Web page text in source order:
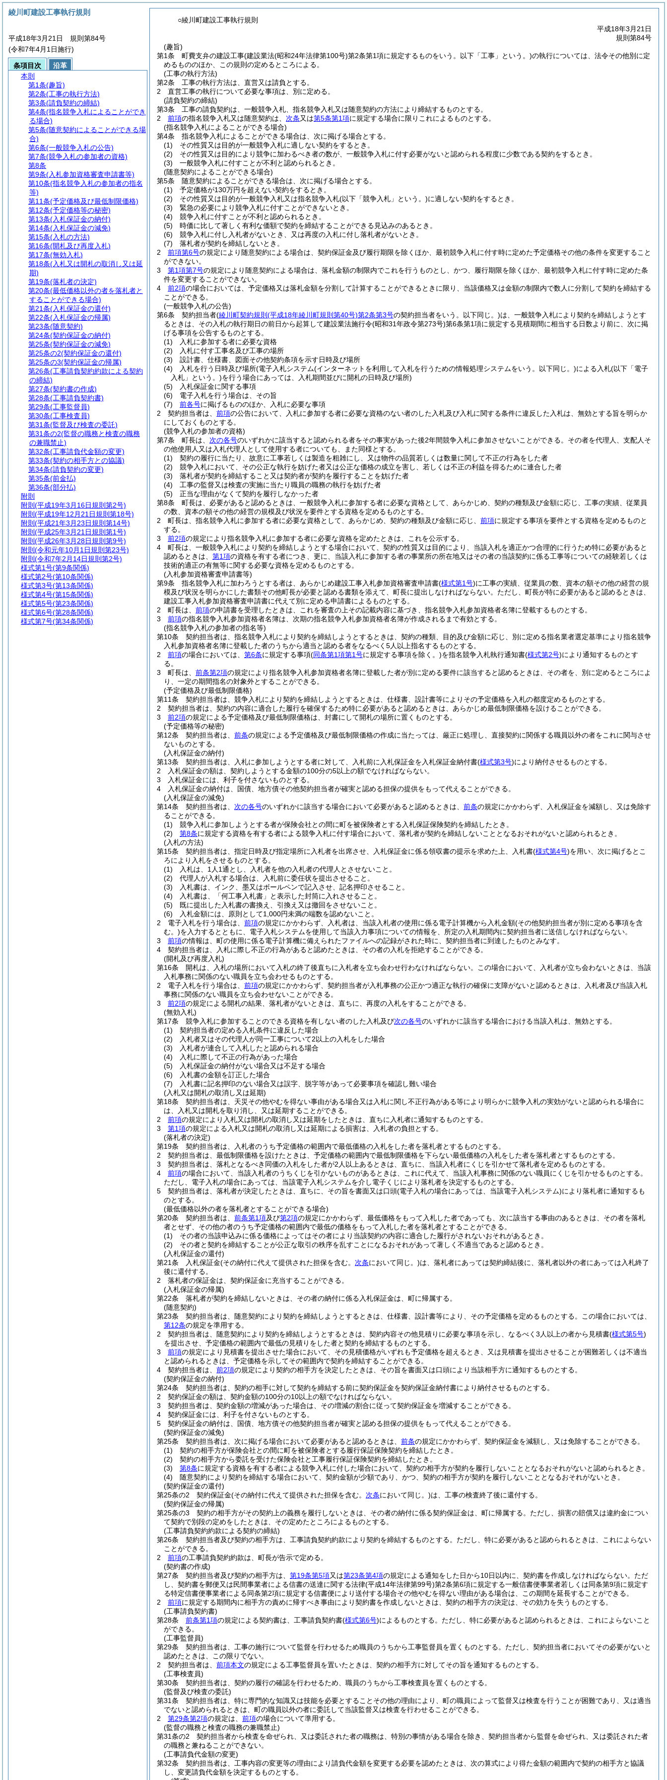
○綾川町建設工事執行規則
平成18年3月21日
規則第84号
(趣旨)
第1条
町費支弁の建設工事(建設業法(昭和24年法律第100号)第2条第1項に規定するものをいう。以下「工事」という。)の執行については、法令その他別に定
めるもののほか、この規則の定めるところによる。
(工事の執行方法)
第2条
工事の執行方法は、直営又は請負とする。
2
直営工事の執行について必要な事項は、別に定める。
(請負契約の締結)
第3条
工事の請負契約は、一般競争入札、指名競争入札又は随意契約の方法により締結するものとする。
2
前項の指名競争入札又は随意契約は、 次条又は第5条第1項に規定する場合に限りこれによるものとする。
(指名競争入札によることができる場合)
第4条
指名競争入札によることができる場合は、次に掲げる場合とする。
(1)
その性質又は目的が一般競争入札に適しない契約をするとき。
(2)
その性質又は目的により競争に加わるべき者の数が、一般競争入札に付す必要がないと認められる程度に少数である契約をするとき。
(3)
一般競争入札に付すことが不利と認められるとき。
(随意契約によることができる場合)
第5条
随意契約によることができる場合は、次に掲げる場合とする。
(1)
予定価格が130万円を超えない契約をするとき。
(2)
その性質又は目的が一般競争入札又は指名競争入札(以下「競争入札」という。)に適しない契約をするとき。
(3)
緊急の必要により競争入札に付すことができないとき。
(4)
競争入札に付すことが不利と認められるとき。
(5)
時価に比して著しく有利な価額で契約を締結することができる見込みのあるとき。
(6)
競争入札に付し入札者がないとき、又は再度の入札に付し落札者がないとき。
(7)
落札者が契約を締結しないとき。
2
前項第6号の規定により随意契約による場合は、契約保証金及び履行期限を除くほか、最初競争入札に付す時に定めた予定価格その他の条件を変更すること
ができない。
3
第1項第7号の規定により随意契約による場合は、落札金額の制限内でこれを行うものとし、かつ、履行期限を除くほか、最初競争入札に付す時に定めた条
件を変更することができない。
4
前2項の場合においては、予定価格又は落札金額を分割して計算することができるときに限り、当該価格又は金額の制限内で数人に分割して契約を締結する
ことができる。
(一般競争入札の公告)
第6条
契約担当者(綾川町契約規則 (平成18年綾川町規則第40号)第2条第3号の契約担当者をいう。以下同じ。)は、一般競争入札により契約を締結しようとす
るときは、その入札の執行期日の前日から起算して建設業法施行令(昭和31年政令第273号)第6条第1項に規定する見積期間に相当する日数より前に、次に掲
げる事項を公告するものとする。
(1)
入札に参加する者に必要な資格
(2)
入札に付す工事名及び工事の場所
(3)
設計書、仕様書、図面その他契約条項を示す日時及び場所
(4)
入札を行う日時及び場所(電子入札システム(インターネットを利用して入札を行うための情報処理システムをいう。以下同じ。)による入札(以下「電子
入札」という。)を行う場合にあっては、入札期間並びに開札の日時及び場所)
(5)
入札保証金に関する事項
(6)
電子入札を行う場合は、その旨
(7)
前各号に掲げるもののほか、入札に必要な事項
2
契約担当者は、 前項の公告において、入札に参加する者に必要な資格のない者のした入札及び入札に関する条件に違反した入札は、無効とする旨を明らか
にしておくものとする。
(競争入札の参加者の資格)
第7条
町長は、 次の各号のいずれかに該当すると認められる者をその事実があった後2年間競争入札に参加させないことができる。 その者を代理人、支配人そ
の他使用人又は入札代理人として使用する者についても、また同様とする。
(1)
契約の履行に当たり、故意に工事若しくは製造を粗雑にし、又は物件の品質若しくは数量に関して不正の行為をした者
(2)
競争入札において、その公正な執行を妨げた者又は公正な価格の成立を害し、若しくは不正の利益を得るために連合した者
(3)
落札者が契約を締結すること又は契約者が契約を履行することを妨げた者
(4)
工事の監督又は検査の実施に当たり職員の職務の執行を妨げた者
(5)
正当な理由がなくて契約を履行しなかった者
第8条
町長は、必要があると認めるときは、一般競争入札に参加する者に必要な資格として、あらかじめ、契約の種類及び金額に応じ、工事の実績、従業員
の数、資本の額その他の経営の規模及び状況を要件とする資格を定めるものとする。
2
町長は、指名競争入札に参加する者に必要な資格として、あらかじめ、契約の種類及び金額に応じ、 前項に規定する事項を要件とする資格を定めるものと
する。
3
前2項の規定により指名競争入札に参加する者に必要な資格を定めたときは、これを公示する。
4
町長は、一般競争入札により契約を締結しようとする場合において、契約の性質又は目的により、当該入札を適正かつ合理的に行うため特に必要があると
認めるときは、 第1項の資格を有する者につき、更に、当該入札に参加する者の事業所の所在地又はその者の当該契約に係る工事等についての経験若しくは
技術的適正の有無等に関する必要な資格を定めるものとする。
(入札参加資格審査申請書等)
第9条
指名競争入札に加わろうとする者は、あらかじめ建設工事入札参加資格審査申請書(様式第1号)に工事の実績、従業員の数、資本の額その他の経営の規
模及び状況を明らかにした書類その他町長が必要と認める書類を添えて、町長に提出しなければならない。 ただし、町長が特に必要があると認めるときは、
建設工事入札参加資格審査申請書に代えて別に定める申請書によるものとする。
2
町長は、 前項の申請書を受理したときは、これを審査の上その記載内容に基づき、指名競争入札参加資格者名簿に登載するものとする。
3
前項の指名競争入札参加資格者名簿は、次期の指名競争入札参加資格者名簿が作成されるまで有効とする。
(指名競争入札の参加者の指名等)
第10条
契約担当者は、指名競争入札により契約を締結しようとするときは、契約の種類、目的及び金額に応じ、別に定める指名業者選定基準により指名競争
入札参加資格者名簿に登載した者のうちから適当と認める者をなるべく5人以上指名するものとする。
2
前項の場合においては、 第6条に規定する事項(同条第1項第1号に規定する事項を除く。)を指名競争入札執行通知書(様式第2号)により通知するものとす
る。
3
町長は、 前条第2項の規定により指名競争入札参加資格者名簿に登載した者が別に定める要件に該当すると認めるときは、その者を、別に定めるところによ
り、一定の期間指名の対象外とすることができる。
(予定価格及び最低制限価格)
第11条
契約担当者は、競争入札により契約を締結しようとするときは、仕様書、設計書等によりその予定価格を入札の都度定めるものとする。
2
契約担当者は、契約の内容に適合した履行を確保するため特に必要があると認めるときは、あらかじめ最低制限価格を設けることができる。
3
前2項の規定による予定価格及び最低制限価格は、封書にして開札の場所に置くものとする。
(予定価格等の秘密)
第12条
契約担当者は、 前条の規定による予定価格及び最低制限価格の作成に当たっては、厳正に処理し、直接契約に関係する職員以外の者をこれに関与させ
ないものとする。
(入札保証金の納付)
第13条
契約担当者は、入札に参加しようとする者に対して、入札前に入札保証金を入札保証金納付書(様式第3号)により納付させるものとする。
2
入札保証金の額は、契約しようとする金額の100分の5以上の額でなければならない。
3
入札保証金には、利子を付さないものとする。
4
入札保証金の納付は、国債、地方債その他契約担当者が確実と認める担保の提供をもって代えることができる。
(入札保証金の減免)
第14条
契約担当者は、 次の各号のいずれかに該当する場合において必要があると認めるときは、 前条の規定にかかわらず、入札保証金を減額し、又は免除す
ることができる。
(1)
競争入札に参加しようとする者が保険会社との間に町を被保険者とする入札保証保険契約を締結したとき。
(2)
第8条に規定する資格を有する者による競争入札に付す場合において、落札者が契約を締結しないこととなるおそれがないと認められるとき。
(入札の方法)
第15条
契約担当者は、指定日時及び指定場所に入札者を出席させ、入札保証金に係る領収書の提示を求めた上、入札書(様式第4号)を用い、次に掲げるとこ
ろにより入札をさせるものとする。
(1)
入札は、1人1通とし、入札者を他の入札者の代理人とさせないこと。
(2)
代理人が入札する場合は、入札前に委任状を提出させること。
(3)
入札書は、インク、墨又はボールペンで記入させ、記名押印させること。
(4)
入札書は、「何工事入札書」と表示した封筒に入れさせること。
(5)
既に提出した入札書の書換え、引換え又は撤回をさせないこと。
(6)
入札金額には、原則として1,000円未満の端数を認めないこと。
2
電子入札を行う場合は、 前項の規定にかかわらず、入札者は、当該入札者の使用に係る電子計算機から入札金額(その他契約担当者が別に定める事項を含
む。)を入力するとともに、電子入札システムを使用して当該入力事項についての情報を、所定の入札期間内に契約担当者に送信しなければならない。
3
前項の情報は、町の使用に係る電子計算機に備えられたファイルへの記録がされた時に、契約担当者に到達したものとみなす。
4
契約担当者は、入札に際し不正の行為があると認めたときは、その者の入札を拒絶することができる。
(開札及び再度入札)
第16条
開札は、入札の場所において入札の終了後直ちに入札者を立ち会わせ行わなければならない。
この場合において、入札者が立ち会わないときは、当該
入札事務に関係のない職員を立ち会わせるものとする。
2
電子入札を行う場合は、 前項の規定にかかわらず、契約担当者が入札事務の公正かつ適正な執行の確保に支障がないと認めるときは、入札者及び当該入札
事務に関係のない職員を立ち会わせないことができる。
3
前2項の規定による開札の結果、落札者がないときは、直ちに、再度の入札をすることができる。
(無効入札)
第17条
競争入札に参加することのできる資格を有しない者のした入札及び次の各号のいずれかに該当する場合における当該入札は、無効とする。
(1)
契約担当者の定める入札条件に違反した場合
(2)
入札者又はその代理人が同一工事について2以上の入札をした場合
(3)
入札者が連合して入札したと認められる場合
(4)
入札に際して不正の行為があった場合
(5)
入札保証金の納付がない場合又は不足する場合
(6)
入札書の金額を訂正した場合
(7)
入札書に記名押印のない場合又は誤字、脱字等があって必要事項を確認し難い場合
(入札又は開札の取消し又は延期)
第18条
契約担当者は、天災その他やむを得ない事由がある場合又は入札に関し不正行為がある等により明らかに競争入札の実効がないと認められる場合に
は、入札又は開札を取り消し、又は延期することができる。
2
前項の規定により入札又は開札の取消し又は延期をしたときは、直ちに入札者に通知するものとする。
3
第1項の規定による入札又は開札の取消し又は延期による損害は、入札者の負担とする。
(落札者の決定)
第19条
契約担当者は、入札者のうち予定価格の範囲内で最低価格の入札をした者を落札者とするものとする。
2
契約担当者は、最低制限価格を設けたときは、予定価格の範囲内で最低制限価格を下らない最低価格の入札をした者を落札者とするものとする。
3
契約担当者は、落札となるべき同価の入札をした者が2人以上あるときは、直ちに、当該入札者にくじを引かせて落札者を定めるものとする。
4
前項の場合において、当該入札者のうちくじを引かないものがあるときは、これに代えて、当該入札事務に関係のない職員にくじを引かせるものとする。
ただし、電子入札の場合にあっては、当該電子入札システムを介し電子くじにより落札者を決定するものとする。
5
契約担当者は、落札者が決定したときは、直ちに、その旨を書面又は口頭(電子入札の場合にあっては、当該電子入札システム)により落札者に通知するも
のとする。
(最低価格以外の者を落札者とすることができる場合)
第20条
契約担当者は、 前条第1項及び第2項の規定にかかわらず、最低価格をもって入札した者であっても、次に該当する事由のあるときは、その者を落札
者とせず、その他の者のうち予定価格の範囲内で最低の価格をもって入札した者を落札者とすることができる。
(1)
その者の当該申込みに係る価格によってはその者により当該契約の内容に適合した履行がされないおそれがあるとき。
(2)
その者と契約を締結することが公正な取引の秩序を乱すことになるおそれがあって著しく不適当であると認めるとき。
(入札保証金の還付)
第21条
入札保証金(その納付に代えて提供された担保を含む。 次条において同じ。)は、落札者にあっては契約締結後に、落札者以外の者にあっては入札終了
後に還付する。
2
落札者の保証金は、契約保証金に充当することができる。
(入札保証金の帰属)
第22条
落札者が契約を締結しないときは、その者の納付に係る入札保証金は、町に帰属する。
(随意契約)
第23条
契約担当者は、随意契約により契約を締結しようとするときは、仕様書、設計書等により、その予定価格を定めるものとする。
この場合においては、
第12条の規定を準用する。
2
契約担当者は、随意契約により契約を締結しようとするときは、契約内容その他見積りに必要な事項を示し、なるべく3人以上の者から見積書(様式第5号)
を提出させ、予定価格の範囲内で最低の見積りをした者と契約を締結するものとする。
3
前項の規定により見積書を提出させた場合において、その見積価格がいずれも予定価格を超えるとき、又は見積書を提出させることが困難若しくは不適当
と認められるときは、予定価格を示してその範囲内で契約を締結することができる。
4
契約担当者は、 前2項の規定により契約の相手方を決定したときは、その旨を書面又は口頭により当該相手方に通知するものとする。
(契約保証金の納付)
第24条
契約担当者は、契約の相手に対して契約を締結する前に契約保証金を契約保証金納付書により納付させるものとする。
2
契約保証金の額は、契約金額の100分の10以上の額でなければならない。
3
契約担当者は、契約金額の増減があった場合は、その増減の割合に従って契約保証金を増減することができる。
4
契約保証金には、利子を付さないものとする。
5
契約保証金の納付は、国債、地方債その他契約担当者が確実と認める担保の提供をもって代えることができる。
(契約保証金の減免)
第25条
契約担当者は、次に掲げる場合において必要があると認めるときは、 前条の規定にかかわらず、契約保証金を減額し、又は免除することができる。
(1)
契約の相手方が保険会社との間に町を被保険者とする履行保証保険契約を締結したとき。
(2)
契約の相手方から委託を受けた保険会社と工事履行保証保険契約を締結したとき。
(3)
第8条に規定する資格を有する者による競争入札に付した場合において、契約の相手方が契約を履行しないこととなるおそれがないと認められるとき。
(4)
随意契約により契約を締結する場合において、契約金額が少額であり、かつ、契約の相手方が契約を履行しないこととなるおそれがないとき。
(契約保証金の還付)
第25条の2
契約保証金(その納付に代えて提供された担保を含む。 次条において同じ。)は、工事の検査終了後に還付する。
(契約保証金の帰属)
第25条の3
契約の相手方がその契約上の義務を履行しないときは、その者の納付に係る契約保証金は、町に帰属する。 ただし、損害の賠償又は違約金につい
て契約で別段の定めをしたときは、その定めたところによるものとする。
(工事請負契約約款による契約の締結)
第26条
契約担当者及び契約の相手方は、工事請負契約約款により契約を締結するものとする。 ただし、特に必要があると認められるときは、これによらない
ことができる。
2
前項の工事請負契約約款は、町長が告示で定める。
(契約書の作成)
第27条
契約担当者及び契約の相手方は、 第19条第5項又は第23条第4項の規定による通知をした日から10日以内に、契約書を作成しなければならない。 ただ
し、契約書を郵便又は民間事業者による信書の送達に関する法律(平成14年法律第99号)第2条第6項に規定する一般信書便事業者若しくは同条第9項に規定す
る特定信書便事業者による同条第2項に規定する信書便により送付する場合その他やむを得ない理由がある場合は、この期間を延長することができる。
2
前項に規定する期間内に相手方の責めに帰すべき事由により契約書を作成しないときは、契約の相手方の決定は、その効力を失うものとする。
(工事請負契約書)
第28条
前条第1項の規定による契約書は、工事請負契約書(様式第6号)によるものとする。 ただし、特に必要があると認められるときは、これによらないこと
ができる。
(工事監督員)
第29条
契約担当者は、工事の施行について監督を行わせるため職員のうちから工事監督員を置くものとする。 ただし、契約担当者においてその必要がないと
認めたときは、この限りでない。
2
契約担当者は、 前項本文の規定による工事監督員を置いたときは、契約の相手方に対してその旨を通知するものとする。
(工事検査員)
第30条
契約担当者は、契約の履行の確認を行わせるため、職員のうちから工事検査員を置くものとする。
(監督及び検査の委託)
第31条
契約担当者は、特に専門的な知識又は技能を必要とすることその他の理由により、町の職員によって監督又は検査を行うことが困難であり、又は適当
でないと認められるときは、町の職員以外の者に委託して当該監督又は検査を行わせることができる。
2
第29条第2項の規定は、 前項の場合について準用する。
(監督の職務と検査の職務の兼職禁止)
第31条の2
契約担当者から検査を命ぜられ、又は委託された者の職務は、特別の事情がある場合を除き、契約担当者から監督を命ぜられ、又は委託された者
の職務と兼ねることができない。
(工事請負代金額の変更)
第32条
契約担当者は、工事内容の変更等の理由により請負代金額を変更する必要を認めたときは、次の算式により得た金額の範囲内で契約の相手方と協議
し、変更請負代金額を決定するものとする。
綾川町建設工事執行規則
平成18年3月21日 規則第84号
(令和7年4月1日施行)
条項目次
沿革
本則
第1条(趣旨)
第2条(工事の執行方法)
第3条(請負契約の締結)
第4条(指名競争入札によることができ
る場合)
第5条(随意契約によることができる場
合)
第6条(一般競争入札の公告)
第7条(競争入札の参加者の資格)
第8条
第9条(入札参加資格審査申請書等)
第10条(指名競争入札の参加者の指名
等)
第11条(予定価格及び最低制限価格)
第12条(予定価格等の秘密)
第13条(入札保証金の納付)
第14条(入札保証金の減免)
第15条(入札の方法)
第16条(開札及び再度入札)
第17条(無効入札)
第18条(入札又は開札の取消し又は延
期)
第19条(落札者の決定)
第20条(最低価格以外の者を落札者と
することができる場合)
第21条(入札保証金の還付)
第22条(入札保証金の帰属)
第23条(随意契約)
第24条(契約保証金の納付)
第25条(契約保証金の減免)
第25条の2(契約保証金の還付)
第25条の3(契約保証金の帰属)
第26条(工事請負契約約款による契約
の締結)
第27条(契約書の作成)
第28条(工事請負契約書)
第29条(工事監督員)
第30条(工事検査員)
第31条(監督及び検査の委託)
第31条の2(監督の職務と検査の職務
の兼職禁止)
第32条(工事請負代金額の変更)
第33条(契約の相手方との協議)
第34条(請負契約の変更)
第35条(前金払)
第36条(部分払)
附則
附則 (平成19年3月16日規則第2号)
附則 (平成19年12月21日規則第18号)
附則 (平成21年3月23日規則第14号)
附則 (平成25年3月21日規則第1号)
附則 (平成26年3月28日規則第9号)
附則 (令和元年10月1日規則第23号)
附則 (令和7年2月14日規則第2号)
様式第1号(第9条関係)
様式第2号(第10条関係)
様式第3号(第13条関係)
様式第4号(第15条関係)
様式第5号(第23条関係)
様式第6号(第28条関係)
様式第7号(第34条関係)